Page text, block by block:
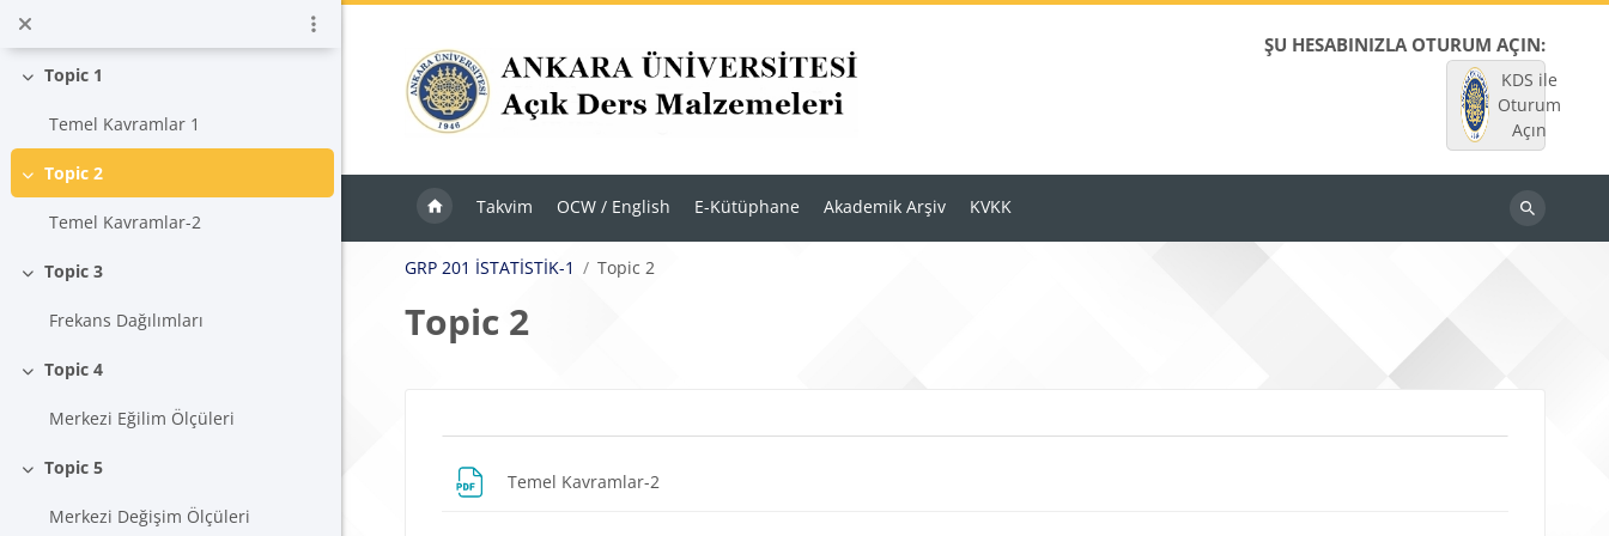
Ana içeriğe git
GRP 201 İstatistik-1 Çalışma Planı
Daralt
Topic 1
Temel Kavramlar 1
Daralt
Topic 2
Temel Kavramlar-2
Daralt
Topic 3
Frekans Dağılımları
Daralt
Topic 4
Merkezi Eğilim Ölçüleri
Daralt
Topic 5
Merkezi Değişim Ölçüleri
ŞU HESABINIZLA OTURUM AÇIN:
KDS ile
Oturum
Açın
Takvim OCW / English E-Kütüphane Akademik Arşiv KVKK
Dersleri
GRP 201 İSTATİSTİK-1 Topic 2
Topic 2
Bloklar
Bölüm anahatları
Temel Kavramlar-2